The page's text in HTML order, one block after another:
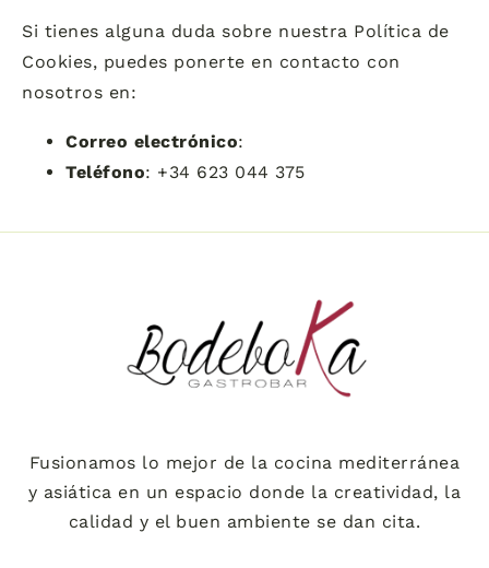
Si tienes alguna duda sobre nuestra Política de
Cookies, puedes ponerte en contacto con
nosotros en:
Correo electrónico:
Teléfono: +34 623 044 375
Fusionamos lo mejor de la cocina mediterránea
y asiática en un espacio donde la creatividad, la
calidad y el buen ambiente se dan cita.